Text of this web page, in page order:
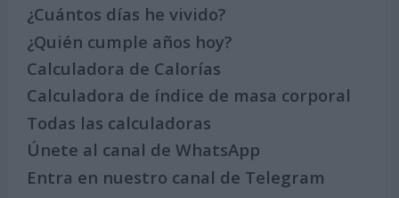
¿Cuántos días he vivido?
¿Quién cumple años hoy?
Calculadora de Calorías
Calculadora de índice de masa corporal
Todas las calculadoras
Únete al canal de WhatsApp
Entra en nuestro canal de Telegram